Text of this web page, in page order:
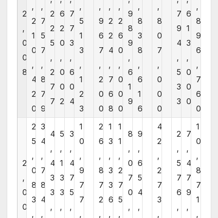
2
,
0
0
8
,
2
1
0
,
4
2
0
,
7
5
7
,
8
7
9
2
2
5
,
2
7
7
6
2
0
,
0
0
2
7
7
3
,
6
0
4
,
5
1
3
,
1
2
3
,
9
6
7
,
2
0
0
,
2
2
4
,
7
6
8
,
2
6
0
,
0
0
0
9
8
9
,
6
1
9
,
8
3
8
,
6
1
6
,
8
0
7
,
0
0
0
7
9
4
,
5
3
3
6
1
3
,
0
0
0
,
8
9
6
,
7
6
0
2
,
0
0
2
5
,
0
8
3
,
3
4
,
7
8
4
,
4
,
4
3
3
,
5
,
1
3
3
,
3
,
4
7
5
,
1
0
,
9
7
7
,
2
6
,
8
7
2
,
1
3
,
3
3
6
,
1
1
,
2
7
5
,
8
,
0
7
0
,
9
,
6
5
4
,
4
2
,
2
7
3
,
2
,
5
7
6
,
7
,
4
7
9
,
1
0
,
8
7
1
,